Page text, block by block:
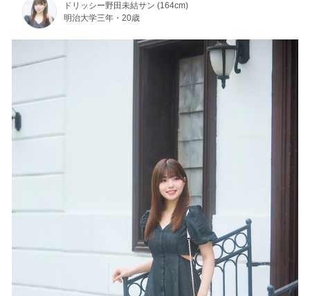
ドリッシー野田未結サン (164cm)
明治大学三年・20歳